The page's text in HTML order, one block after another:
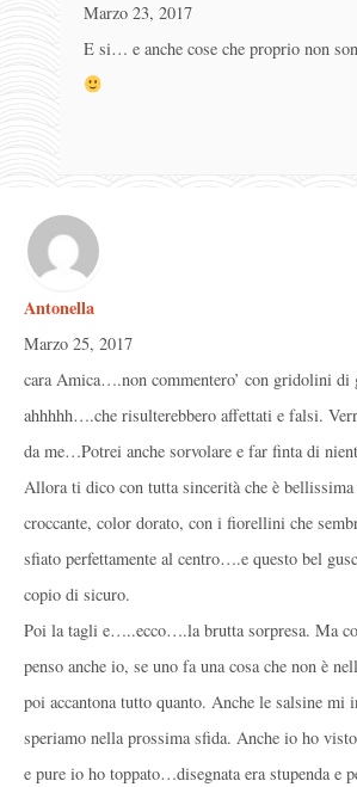
Marzo 23, 2017
E si… e anche cose che proprio non
Antonella
Marzo 25, 2017
cara Amica….non commentero’ con gridolini
ahhhhh….che risulterebbero affettati e falsi.
da me…Potrei anche sorvolare e far finta di
Allora ti dico con tutta sincerità che è bellissima
croccante, color dorato, con i fiorellini che
sfiato perfettamente al centro….e questo bel
copio di sicuro.
Poi la tagli e…..ecco….la brutta sorpresa. Ma
penso anche io, se uno fa una cosa che non è
poi accantona tutto quanto. Anche le salsine mi
speriamo nella prossima sfida. Anche io ho
e pure io ho toppato…disegnata era stupenda e